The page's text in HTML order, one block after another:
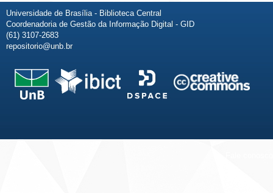
Universidade de Brasília - Biblioteca Central
Coordenadoria de Gestão da Informação Digital - GID
(61) 3107-2683
repositorio@unb.br